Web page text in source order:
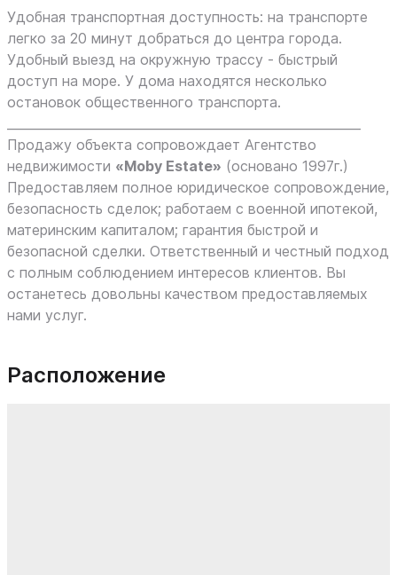
Удобная транспортная доступность: на транспорте
легко за 20 минут добраться до центра города.
Удобный выезд на окружную трассу - быстрый
доступ на море. У дома находятся несколько
остановок общественного транспорта.
Продажу объекта сопровождает Агентство
недвижимости «Moby Estate» (основано 1997г.)
Предоставляем полное юридическое сопровождение,
безопасность сделок; работаем с военной ипотекой,
материнским капиталом; гарантия быстрой и
безопасной сделки. Ответственный и честный подход
с полным соблюдением интересов клиентов. Вы
останетесь довольны качеством предоставляемых
нами услуг.
Расположение